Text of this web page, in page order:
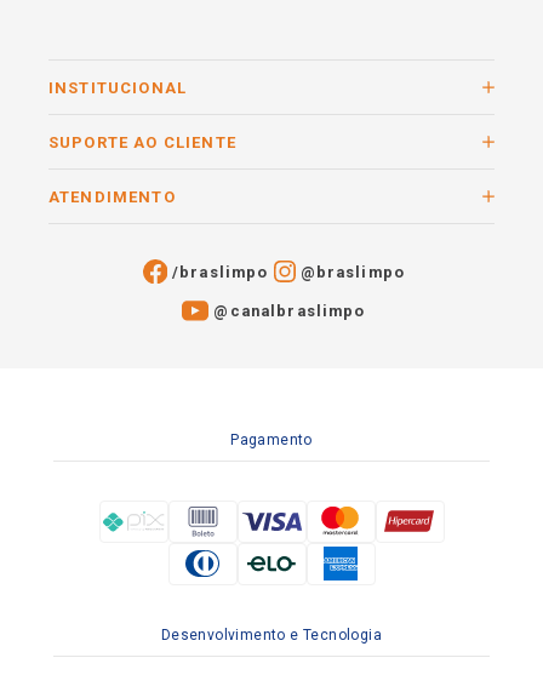
INSTITUCIONAL
SUPORTE AO CLIENTE
ATENDIMENTO
/braslimpo @braslimpo
@canalbraslimpo​
Pagamento
Desenvolvimento e Tecnologia